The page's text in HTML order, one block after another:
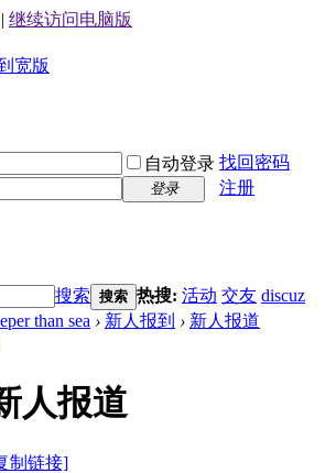
| 继续访问电脑版
宽版
自动登录 找回密码
登录
注册
搜索 搜索 热搜: 活动 交友 discuz
than sea › 新人报到 › 新人报道
人报道
制链接]